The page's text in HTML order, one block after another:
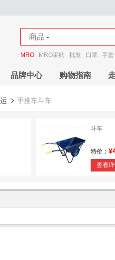
商品
店铺
MRO MRO采购 批发 口罩 手套
品牌中心 购物指南
手推车斗车
斗车
特价：
查看